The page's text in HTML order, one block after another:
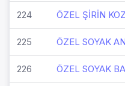
224 ÖZEL ŞİRİN
225 ÖZEL SOYAK
226 ÖZEL SOYAK